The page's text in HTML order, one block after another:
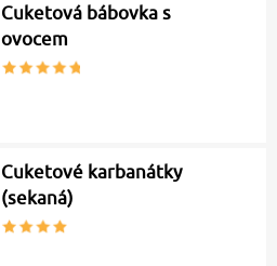
Cuketová bábovka s
ovocem
Cuketové karbanátky
(sekaná)